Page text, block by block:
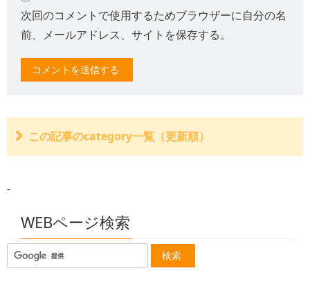
次回のコメントで使用するためブラウザーに自分の名
前、メールアドレス、サイトを保存する。
この記事のcategory一覧（更新順）
スピード違反の罰金と点数
過去の保険金請求の情報を共有する保険金請求歴情報交
換制度
交通事故とは？
-
WEBページ検索